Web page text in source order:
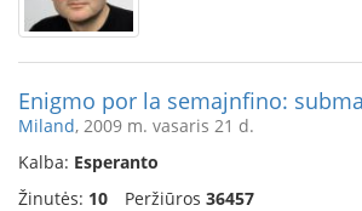
Enigmo por la semajnfino:
Miland, 2009 m. vasaris 21 d.
Kalba: Esperanto
Žinutės: 10 Peržiūros 36457